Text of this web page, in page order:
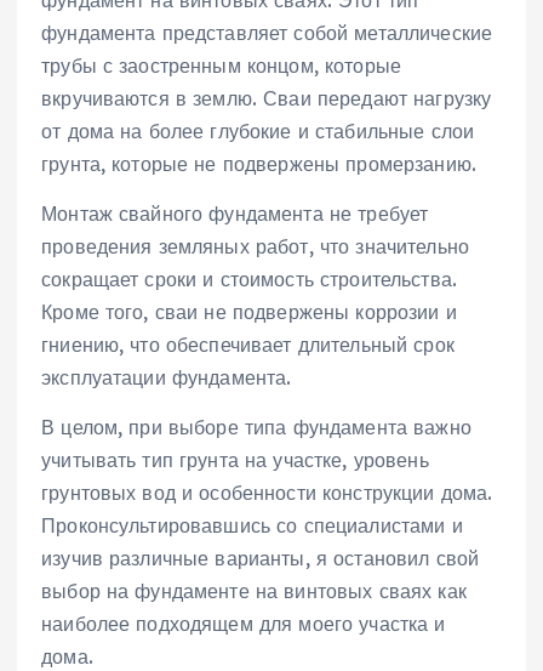
фундамента представляет собой металлические
трубы с заостренным концом‚ которые
вкручиваются в землю. Сваи передают нагрузку
от дома на более глубокие и стабильные слои
грунта‚ которые не подвержены промерзанию.
Монтаж свайного фундамента не требует
проведения земляных работ‚ что значительно
сокращает сроки и стоимость строительства.
Кроме того‚ сваи не подвержены коррозии и
гниению‚ что обеспечивает длительный срок
эксплуатации фундамента.
В целом‚ при выборе типа фундамента важно
учитывать тип грунта на участке‚ уровень
грунтовых вод и особенности конструкции дома.
Проконсультировавшись со специалистами и
изучив различные варианты‚ я остановил свой
выбор на фундаменте на винтовых сваях как
наиболее подходящем для моего участка и
дома.